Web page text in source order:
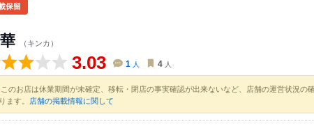
保留
（キンカ）
3.03 1 人 4 人
このお店は休業期間が未確定、移転・閉店の事実確認が出来ないなど、店舗の運営状況の
ます。 店舗の掲載情報に関して